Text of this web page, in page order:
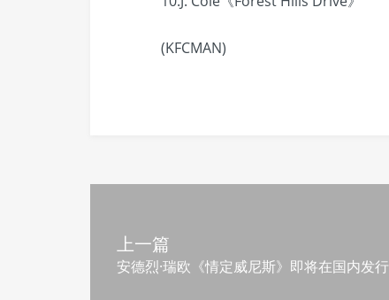
(KFCMAN)
上一篇
安德烈·瑞欧《情定威尼斯》即将在国内发行